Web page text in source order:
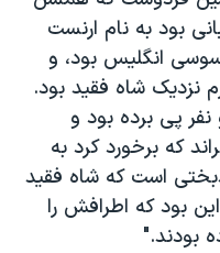
بود به نام ارنست
انگلیس بود، و
نزدیک شاه فقید بود.
پی برده بود و
که برخورد کرد به
است که شاه فقید
بود که اطرافش را
بودند."